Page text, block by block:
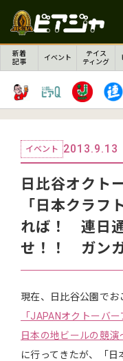
新着
記事
イベント
テイス
ティング
イベント 2013.9.13
日比谷オクト
「日本クラフ
れば！ 連日
せ！！ ガンガ
現在、日比谷公園でお
「JAPANオクトーバ
日本の地ビールの競演
に行ってきたが、「